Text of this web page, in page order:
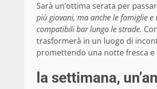
Sarà un’ottima serata per
più giovani, ma anche le famiglie
compatibili bar lungo le strade.
trasformerà in un luogo di
promettendo una notte fresca
la settimana,